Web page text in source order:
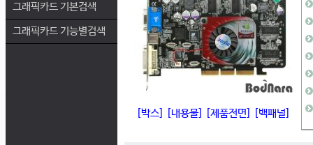
그래픽카드 기본검색
그래픽카드 기능별검색
[박스] [내용물] [제품전면] [백패널]